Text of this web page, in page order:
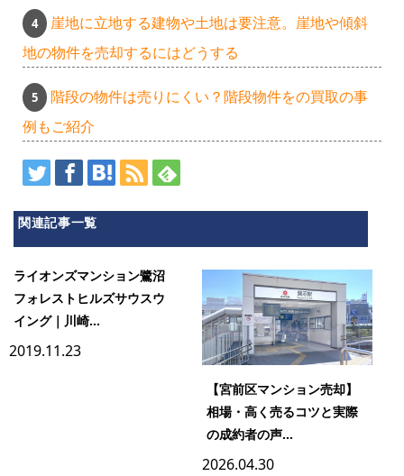
崖地に立地する建物や土地は要注意。崖地や傾斜
地の物件を売却するにはどうする
階段の物件は売りにくい？階段物件をの買取の事
例もご紹介
関連記事一覧
ライオンズマンション鷺沼
フォレストヒルズサウスウ
イング｜川崎...
2019.11.23
【宮前区マンション売却】
相場・高く売るコツと実際
の成約者の声...
2026.04.30